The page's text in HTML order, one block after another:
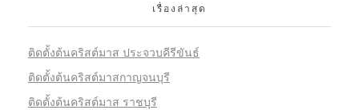
เรื่องล่าสุด
ติดตั้งต้นคริสต์มาส ประจวบคีรีขันธ์
ติดตั้งต้นคริสต์มาสกาญจนบุรี
ติดตั้งต้นคริสต์มาส ราชบุรี